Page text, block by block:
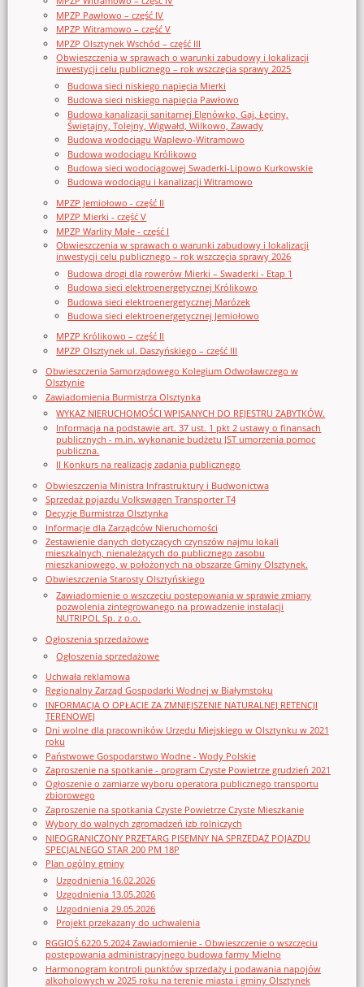
MPZP Pawłowo – część IV
MPZP Witramowo – część V
MPZP Olsztynek Wschód – część III
Obwieszczenia w sprawach o warunki zabudowy i lokalizacji
inwestycji celu publicznego – rok wszczęcia sprawy 2025
Budowa sieci niskiego napięcia Mierki
Budowa sieci niskiego napięcia Pawłowo
Budowa kanalizacji sanitarnej Elgnówko, Gaj, Łęciny,
Świętajny, Tolejny, Wigwałd, Wilkowo, Zawady
Budowa wodociągu Waplewo-Witramowo
Budowa wodociągu Królikowo
Budowa sieci wodociągowej Swaderki-Lipowo Kurkowskie
Budowa wodociągu i kanalizacji Witramowo
MPZP Jemiołowo - część II
MPZP Mierki - część V
MPZP Warlity Małe - część I
Obwieszczenia w sprawach o warunki zabudowy i lokalizacji
inwestycji celu publicznego – rok wszczęcia sprawy 2026
Budowa drogi dla rowerów Mierki – Swaderki - Etap 1
Budowa sieci elektroenergetycznej Królikowo
Budowa sieci elektroenergetycznej Marózek
Budowa sieci elektroenergetycznej Jemiołowo
MPZP Królikowo – część II
MPZP Olsztynek ul. Daszyńskiego – część III
Obwieszczenia Samorządowego Kolegium Odwoławczego w
Olsztynie
Zawiadomienia Burmistrza Olsztynka
WYKAZ NIERUCHOMOŚCI WPISANYCH DO REJESTRU ZABYTKÓW.
Informacja na podstawie art. 37 ust. 1 pkt 2 ustawy o finansach
publicznych - m.in. wykonanie budżetu JST umorzenia pomoc
publiczna.
II Konkurs na realizację zadania publicznego
Obwieszczenia Ministra Infrastruktury i Budwonictwa
Sprzedaż pojazdu Volkswagen Transporter T4
Decyzje Burmistrza Olsztynka
Informacje dla Zarządców Nieruchomości
Zestawienie danych dotyczących czynszów najmu lokali
mieszkalnych, nienależących do publicznego zasobu
mieszkaniowego, w położonych na obszarze Gminy Olsztynek.
Obwieszczenia Starosty Olsztyńskiego
Zawiadomienie o wszczęciu postępowania w sprawie zmiany
pozwolenia zintegrowanego na prowadzenie instalacji
NUTRIPOL Sp. z o.o.
Ogłoszenia sprzedażowe
Ogłoszenia sprzedażowe
Uchwała reklamowa
Regionalny Zarząd Gospodarki Wodnej w Białymstoku
INFORMACJA O OPŁACIE ZA ZMNIEJSZENIE NATURALNEJ RETENCJI
TERENOWEJ
Dni wolne dla pracowników Urzędu Miejskiego w Olsztynku w 2021
roku
Państwowe Gospodarstwo Wodne - Wody Polskie
Zaproszenie na spotkanie - program Czyste Powietrze grudzień 2021
Ogłoszenie o zamiarze wyboru operatora publicznego transportu
zbiorowego
Zaproszenie na spotkania Czyste Powietrze Czyste Mieszkanie
Wybory do walnych zgromadzeń izb rolniczych
NIEOGRANICZONY PRZETARG PISEMNY NA SPRZEDAŻ POJAZDU
SPECJALNEGO STAR 200 PM 18P
Plan ogólny gminy
Uzgodnienia 16.02.2026
Uzgodnienia 13.05.2026
Uzgodnienia 29.05.2026
Projekt przekazany do uchwalenia
RGGIOŚ.6220.5.2024 Zawiadomienie - Obwieszczenie o wszczęciu
postępowania administracyjnego budowa farmy Mielno
Harmonogram kontroli punktów sprzedaży i podawania napojów
alkoholowych w 2025 roku na terenie miasta i gminy Olsztynek